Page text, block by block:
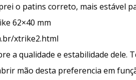
o patins correto, mais estável
62×40 mm
xtrike2.html
a qualidade e estabilidade dele.
mão desta preferencia em